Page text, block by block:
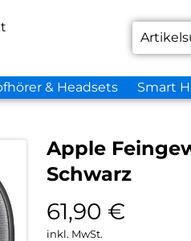
& Headsets Smart
Apple
Schwarz
61,90 €
inkl. MwSt.